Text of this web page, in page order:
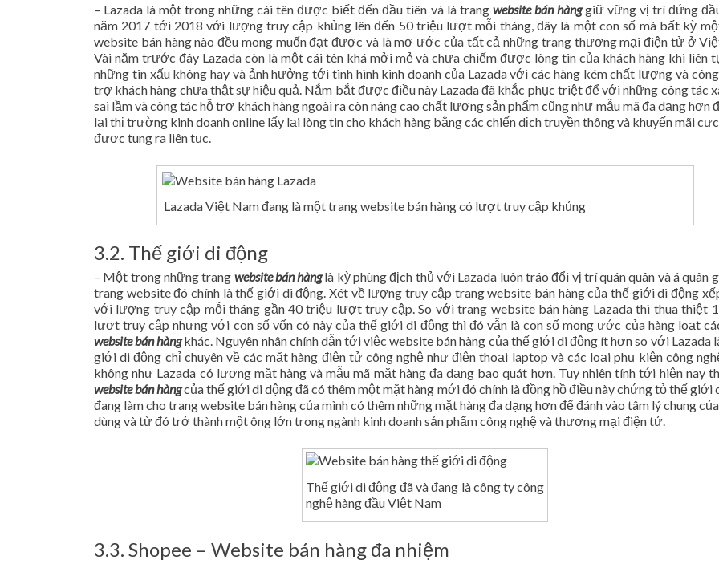
– Lazada là một trong những cái tên được biết đến đầu tiên và là trang website bán hànggiữ vững vị trí đứng
năm 2017 tới 2018 với lượng truy cập khủng lên đến 50 triệu lượt mỗi tháng, đây là một con số mà bất kỳ
website bán hàng nào đều mong muốn đạt được và là mơ ước của tất cả những trang thương mại điện tử ở
Vài năm trước đây Lazada còn là một cái tên khá mởi mẻ và chưa chiếm được lòng tin của khách hàng khi liên
những tin xấu không hay và ảnh hưởng tới tình hình kinh doanh của Lazada với các hàng kém chất lượng và
trợ khách hàng chưa thật sự hiệu quả. Nắm bắt được điều này Lazada đã khắc phục triệt để với những công tác
sai lầm và công tác hỗ trợ khách hàng ngoài ra còn nâng cao chất lượng sản phẩm cũng như mẫu mã đa dạng hơn
lại thị trường kinh doanh online lấy lại lòng tin cho khách hàng bằng các chiến dịch truyền thông và khuyến mãi
được tung ra liên tục.
Lazada Việt Nam đang là một trang website bán hàng có lượt truy cập khủng
3.2. Thế giới di động
– Một trong những trang website bán hànglà kỳ phùng địch thủ với Lazada luôn tráo đổi vị trí quán quân và á quân
trang website đó chính là thế giới di động. Xét về lượng truy cập trang website bán hàng của thế giới di động
với lượng truy cập mỗi tháng gần 40 triệu lượt truy cập. So với trang website bán hàng Lazada thì thua thiệt
lượt truy cập nhưng với con số vốn có này của thế giới di động thì đó vẫn là con số mong ước của hàng loạt
website bán hàngkhác. Nguyên nhân chính dẫn tới việc website bán hàng của thế giới di động ít hơn so với Lazada
giới di động chỉ chuyên về các mặt hàng điện tử công nghệ như điện thoại laptop và các loại phụ kiện công
không như Lazada có lượng mặt hàng và mẫu mã mặt hàng đa dạng bao quát hơn. Tuy nhiên tính tới hiện nay
website bán hàngcủa thế giới di dộng đã có thêm một mặt hàng mới đó chính là đồng hồ điều này chứng tỏ thế giới
đang làm cho trang website bán hàng của mình có thêm những mặt hàng đa dạng hơn để đánh vào tâm lý chung
dùng và từ đó trở thành một ông lớn trong ngành kinh doanh sản phẩm công nghệ và thương mại điện tử.
Thế giới di động đã và đang là công ty công
nghệ hàng đầu Việt Nam
3.3. Shopee – Website bán hàng đa nhiệm